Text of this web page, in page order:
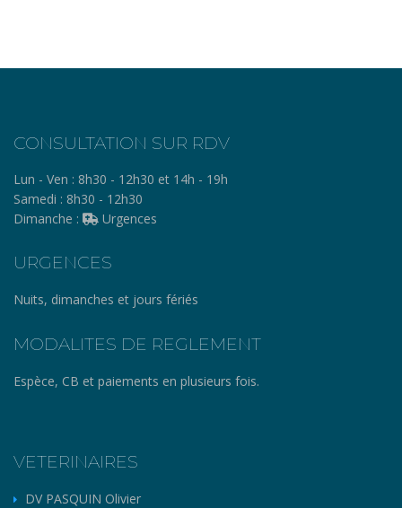
CONSULTATION SUR RDV
Lun - Ven : 8h30 - 12h30 et 14h - 19h
Samedi : 8h30 - 12h30
Dimanche :
Urgences
URGENCES
Nuits, dimanches et jours fériés
MODALITES DE REGLEMENT
Espèce, CB et paiements en plusieurs fois.
VETERINAIRES
DV PASQUIN Olivier